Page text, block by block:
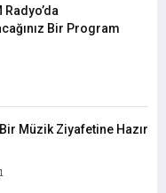
Bir Program
Müzik Ziyafetine Hazır